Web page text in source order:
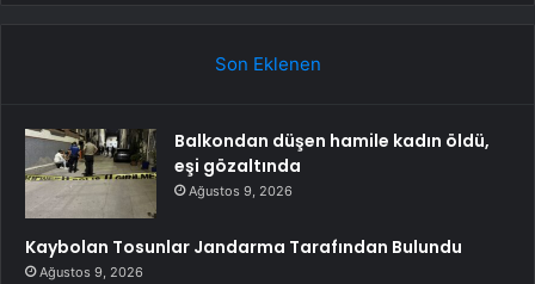
Son Eklenen
Balkondan düşen hamile kadın öldü,
eşi gözaltında
Ağustos 9, 2026
Kaybolan Tosunlar Jandarma Tarafından Bulundu
Ağustos 9, 2026